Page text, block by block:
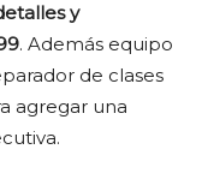
y
. Además equipo
de clases
agregar una